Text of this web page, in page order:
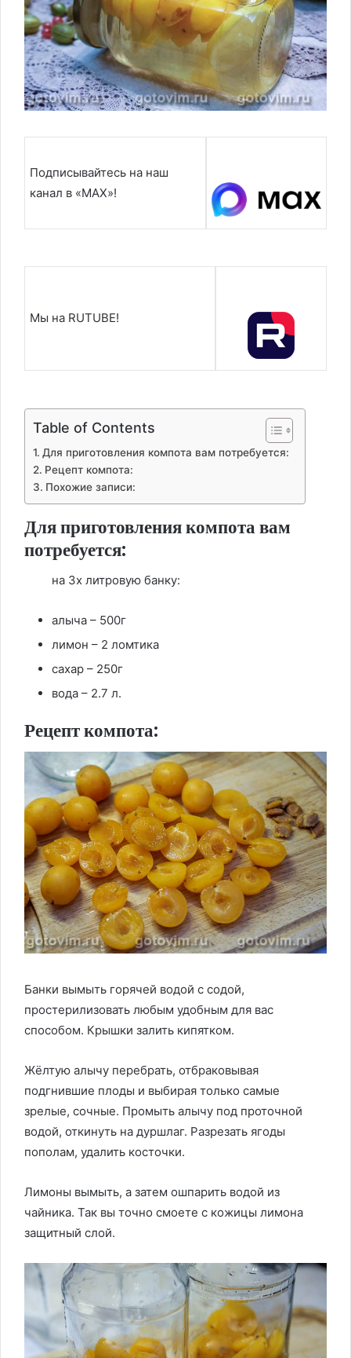
Подписывайтесь на наш
канал в «MAX»!
Мы на RUTUBE!
Table of Contents
Для приготовления компота вам потребуется:
Рецепт компота:
Похожие записи:
Для приготовления компота вам
потребуется:
на 3х литровую банку:
алыча – 500г
лимон – 2 ломтика
сахар – 250г
вода – 2.7 л.
Рецепт компота:
Банки вымыть горячей водой с содой,
простерилизовать любым удобным для вас
способом. Крышки залить кипятком.
Жёлтую алычу перебрать, отбраковывая
подгнившие плоды и выбирая только самые
зрелые, сочные. Промыть алычу под проточной
водой, откинуть на дуршлаг. Разрезать ягоды
пополам, удалить косточки.
Лимоны вымыть, а затем ошпарить водой из
чайника. Так вы точно смоете с кожицы лимона
защитный слой.